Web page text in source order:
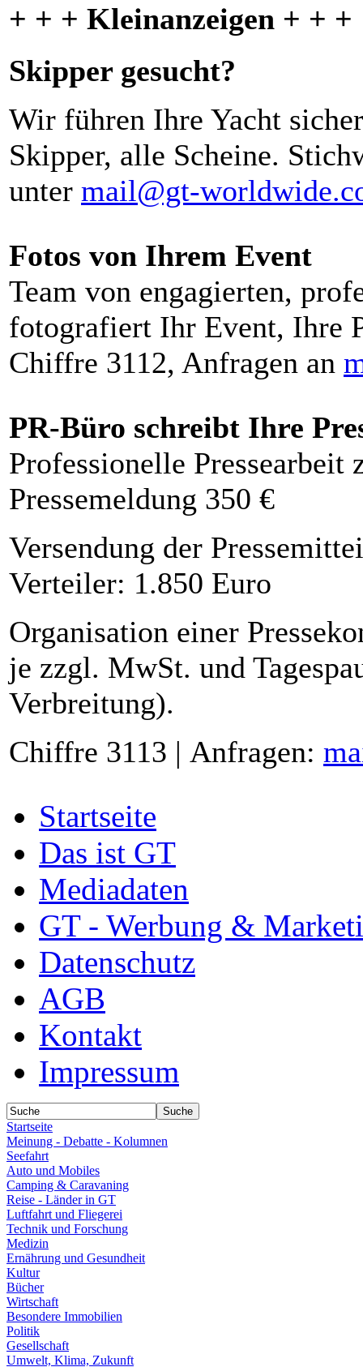
+ + + Kleinanzeigen + + +
Skipper gesucht?
Wir führen Ihre Yacht
Skipper, alle Scheine.
unter mail@gt-
Fotos von Ihrem Event
Team von engagierten,
fotografiert Ihr Event, Ihre
Chiffre 3112, Anfragen an
PR-Büro schreibt Ihre
Professionelle Pressearbeit
Pressemeldung 350 €
Versendung der
Verteiler: 1.850 Euro
Organisation einer
je zzgl. MwSt. und
Verbreitung).
Chiffre 3113 | Anfragen:
Startseite
Das ist GT
Mediadaten
GT - Werbung &
Datenschutz
AGB
Kontakt
Impressum
Startseite
Meinung - Debatte - Kolumnen
Seefahrt
Auto und Mobiles
Camping & Caravaning
Reise - Länder in GT
Luftfahrt und Fliegerei
Technik und Forschung
Medizin
Ernährung und Gesundheit
Kultur
Bücher
Wirtschaft
Besondere Immobilien
Politik
Gesellschaft
Umwelt, Klima, Zukunft